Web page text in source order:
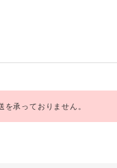
を承っておりません。